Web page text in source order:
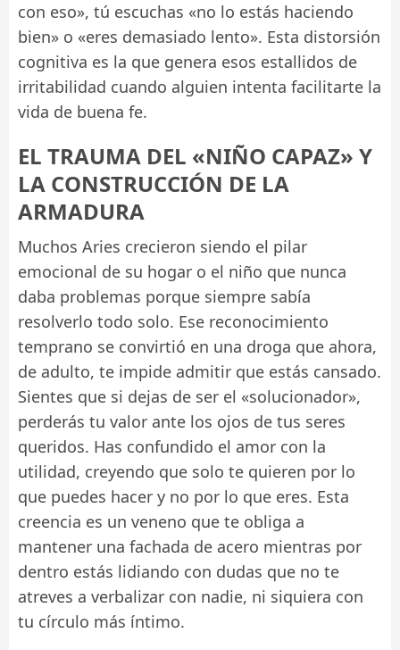
con eso», tú escuchas «no lo estás haciendo
bien» o «eres demasiado lento». Esta distorsión
cognitiva es la que genera esos estallidos de
irritabilidad cuando alguien intenta facilitarte la
vida de buena fe.
EL TRAUMA DEL «NIÑO CAPAZ» Y
LA CONSTRUCCIÓN DE LA
ARMADURA
Muchos Aries crecieron siendo el pilar
emocional de su hogar o el niño que nunca
daba problemas porque siempre sabía
resolverlo todo solo. Ese reconocimiento
temprano se convirtió en una droga que ahora,
de adulto, te impide admitir que estás cansado.
Sientes que si dejas de ser el «solucionador»,
perderás tu valor ante los ojos de tus seres
queridos. Has confundido el amor con la
utilidad, creyendo que solo te quieren por lo
que puedes hacer y no por lo que eres. Esta
creencia es un veneno que te obliga a
mantener una fachada de acero mientras por
dentro estás lidiando con dudas que no te
atreves a verbalizar con nadie, ni siquiera con
tu círculo más íntimo.